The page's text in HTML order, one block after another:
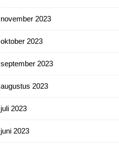
november 2023
oktober 2023
september 2023
augustus 2023
juli 2023
juni 2023